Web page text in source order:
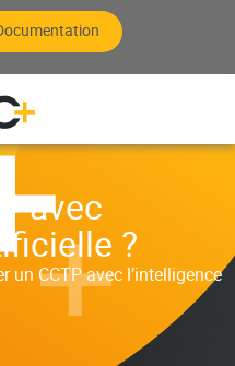
avec
?
un CCTP avec l’intelligence